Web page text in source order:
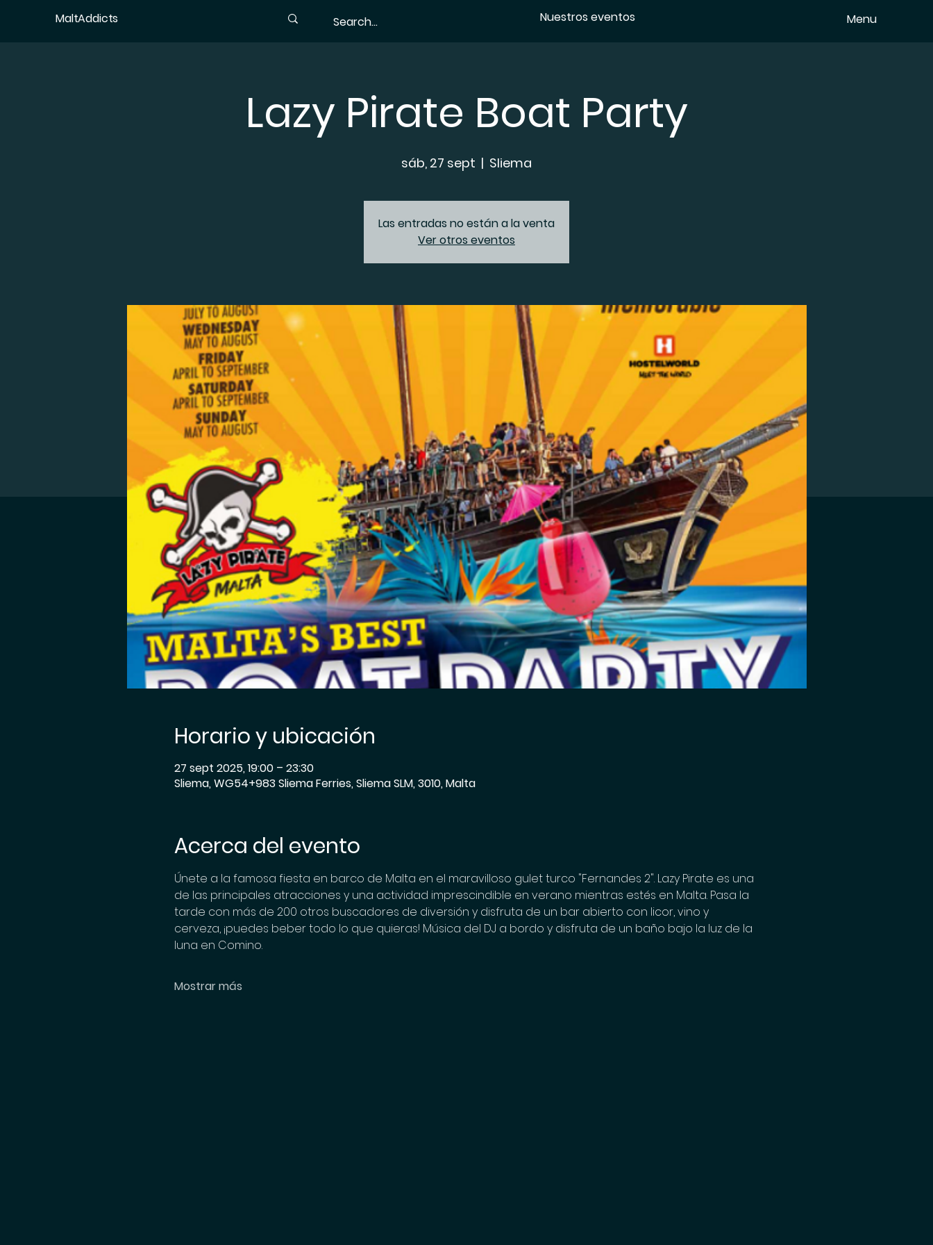
MaltAddicts Nuestros eventos Menu
Lazy Pirate Boat Party
sáb, 27 sept
  |
Sliema
Las entradas no están a la venta
Ver otros eventos
Horario y ubicación
27 sept 2025, 19:00 – 23:30
Sliema, WG54+983 Sliema Ferries, Sliema SLM, 3010, Malta
Acerca del evento
Únete a la famosa fiesta en barco de Malta en el maravilloso gulet turco "Fernandes 2". Lazy Pirate es una
de las principales atracciones y una actividad imprescindible en verano mientras estés en Malta. Pasa la
tarde con más de 200 otros buscadores de diversión y disfruta de un bar abierto con licor, vino y
cerveza, ¡puedes beber todo lo que quieras! Música del DJ a bordo y disfruta de un baño bajo la luz de la
luna en Comino.
Mostrar más